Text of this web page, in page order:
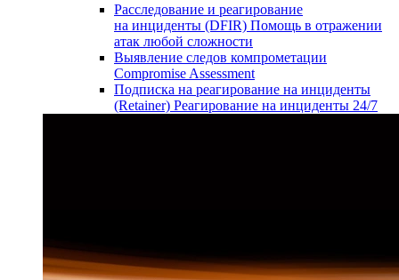
Расследование и реагирование
на инциденты (DFIR) Помощь в отражении
атак любой сложности
Выявление следов компрометации
Compromise Assessment
Подписка на реагирование на инциденты
(Retainer) Реагирование на инциденты 24/7